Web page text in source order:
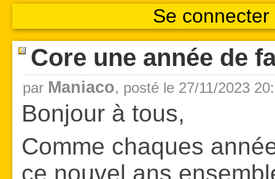
Se
Core une année de
par Maniaco, posté le 27/11/2023
Bonjour à tous,
Comme chaques
ce nouvel ans